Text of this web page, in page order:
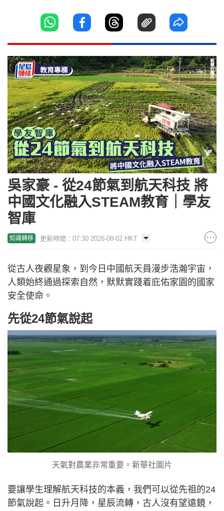
吳家豪 - 從24節氣到航天科技 將
中國文化融入STEAM教育｜學友
智庫
知識轉移 更新時間：07:30 2026-08-02 HKT
從古人夜觀星象，到今日中國航天員漫步浩瀚宇宙，
人類始終通過探索自然，默默實踐着庇佑家園的國家
安全使命。
先從24節氣說起
天氣對農業非常重要。新華社圖片
要讓學生理解航天科技的本義，我們可以從先祖的24
節氣說起。日升月降，星辰流轉，古人沒有望遠鏡，